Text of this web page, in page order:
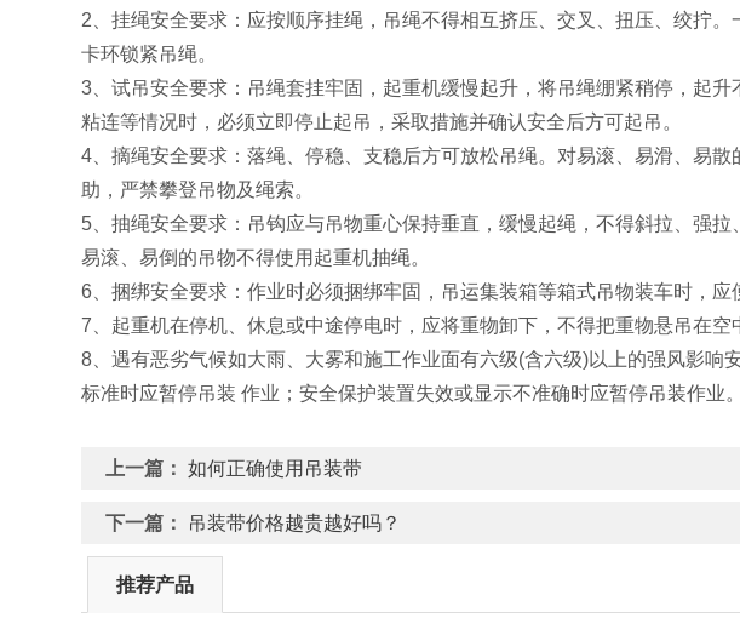
2、挂绳安全要求：应按顺序挂绳，吊绳不得相互挤压、交叉、扭压、绞拧
卡环锁紧吊绳。
3、试吊安全要求：吊绳套挂牢固，起重机缓慢起升，将吊绳绷紧稍停，起
粘连等情况时，必须立即停止起吊，采取措施并确认安全后方可起吊。
4、摘绳安全要求：落绳、停稳、支稳后方可放松吊绳。对易滚、易滑、易
助，严禁攀登吊物及绳索。
5、抽绳安全要求：吊钩应与吊物重心保持垂直，缓慢起绳，不得斜拉、强
易滚、易倒的吊物不得使用起重机抽绳。
6、捆绑安全要求：作业时必须捆绑牢固，吊运集装箱等箱式吊物装车时，
7、起重机在停机、休息或中途停电时，应将重物卸下，不得把重物悬吊在空
8、遇有恶劣气候如大雨、大雾和施工作业面有六级(含六级)以上的强风影
标准时应暂停吊装 作业；安全保护装置失效或显示不准确时应暂停吊装作业。
上一篇： 如何正确使用吊装带
下一篇： 吊装带价格越贵越好吗？
推荐产品